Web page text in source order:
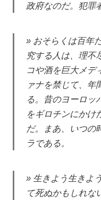
政府なのだ。犯罪
おそらくは百年
究する人は、理不
コや酒を巨大メデ
ァナを禁じて、年
る。昔のヨーロッ
をギロチンにかけ
だ。まあ、いつの
ラである。
生きよう生きよ
て死ぬかもしれな